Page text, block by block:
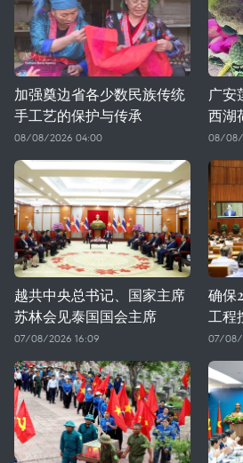
加强奠边省各少数民族传统
手工艺的保护与传承
08/08/2026 04:00
广安
西湖
08/08/
越共中央总书记、国家主席
苏林会见泰国国会主席
07/08/2026 16:09
确保
工程
07/08/